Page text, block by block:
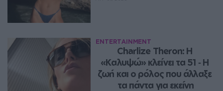
ENTERTAINMENT
Charlize Theron: Η
«Καλυψώ» κλείνει τα 51 ‑ H
ζωή και ο ρόλος που άλλαξε
τα πάντα για εκείνη